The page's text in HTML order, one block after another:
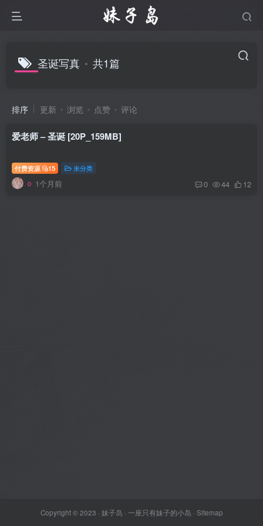
圣诞写真 共1篇
排序 更新 浏览 点赞 评论
爱老师 – 圣诞 [20P_159MB]
付费资源 15 未分类
1个月前 0 44 12
Copyright © 2023 · 妹子岛 · 一座只有妹子的小岛 · Sitemap